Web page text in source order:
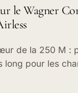
le Wagner
de la 250 M :
long pour les